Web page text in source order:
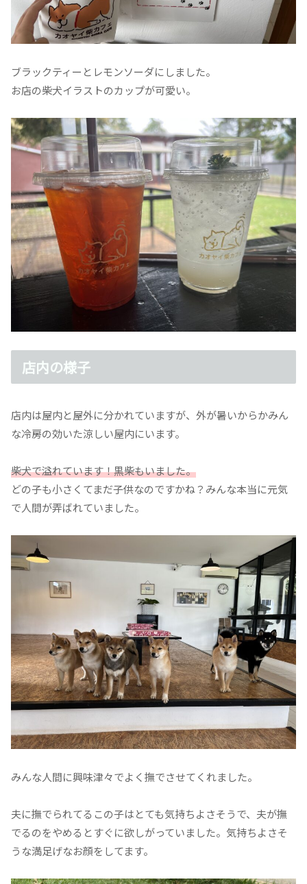
ブラックティーとレモンソーダにしました。
お店の柴犬イラストのカップが可愛い。
店内の様子
店内は屋内と屋外に分かれていますが、外が暑いからかみん
な冷房の効いた涼しい屋内にいます。
柴犬で溢れています！黒柴もいました。
どの子も小さくてまだ子供なのですかね？みんな本当に元気
で人間が弄ばれていました。
みんな人間に興味津々でよく撫でさせてくれました。
夫に撫でられてるこの子はとても気持ちよさそうで、夫が撫
でるのをやめるとすぐに欲しがっていました。気持ちよさそ
うな満足げなお顔をしてます。